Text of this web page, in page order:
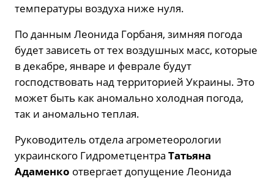
температуры воздуха ниже нуля.
По данным Леонида Горбаня, зимняя погода
будет зависеть от тех воздушных масс, которые
в декабре, январе и феврале будут
господствовать над территорией Украины. Это
может быть как аномально холодная погода,
так и аномально теплая.
Руководитель отдела агрометеорологии
украинского Гидрометцентра Татьяна
Адаменко отвергает допущение Леонида